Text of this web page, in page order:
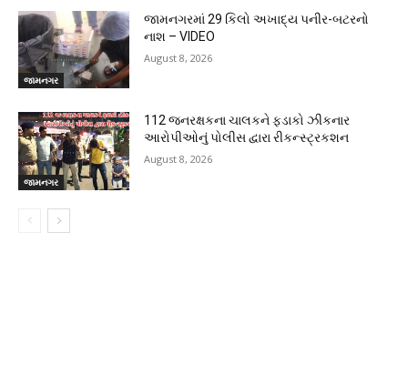
જામનગર
જામનગરમાં 29 કિલો અખાદ્ય પનીર-બટરનો
નાશ – VIDEO
August 8, 2026
જામનગર
112 જનરક્ષકના ચાલકને ફડાકો ઝીકનાર
આરોપીઓનું પોલીસ દ્વારા રીકન્સ્ટ્રકશન
August 8, 2026